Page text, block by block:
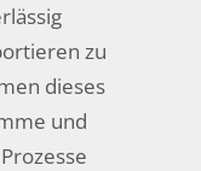
zu
dieses
und